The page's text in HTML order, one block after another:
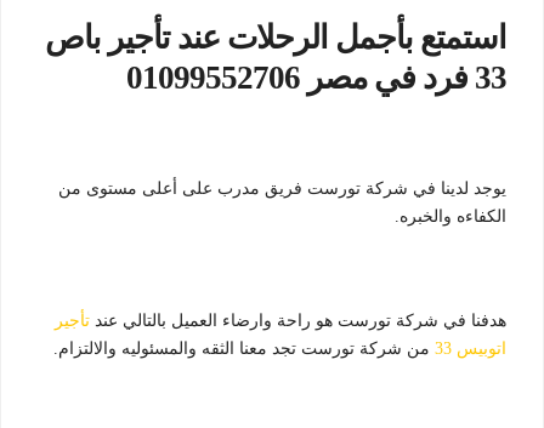
استمتع بأجمل الرحلات عند تأجير باص
33 فرد في مصر 01099552706
يوجد لدينا في شركة تورست فريق مدرب على أعلى مستوى من
الكفاءه والخبره.
هدفنا في شركة تورست هو راحة وارضاء العميل بالتالي عند تأجير
اتوبيس 33
من شركة تورست تجد معنا الثقه والمسئوليه والالتزام.